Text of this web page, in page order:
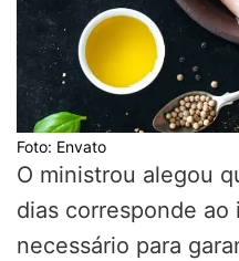
Foto: Envato
O ministrou alegou
dias corresponde
necessário para